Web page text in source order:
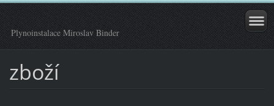
Plynoinstalace Miroslav Binder
zboží